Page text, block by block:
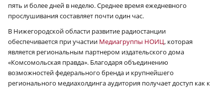
пять и более дней в неделю. Среднее время ежедневного
прослушивания составляет почти один час.
В Нижегородской области развитие радиостанции
обеспечивается при участии Медиагруппы НОИЦ, которая
является региональным партнером издательского дома
«Комсомольская правда». Благодаря объединению
возможностей федерального бренда и крупнейшего
регионального медиахолдинга аудитория получает доступ как к